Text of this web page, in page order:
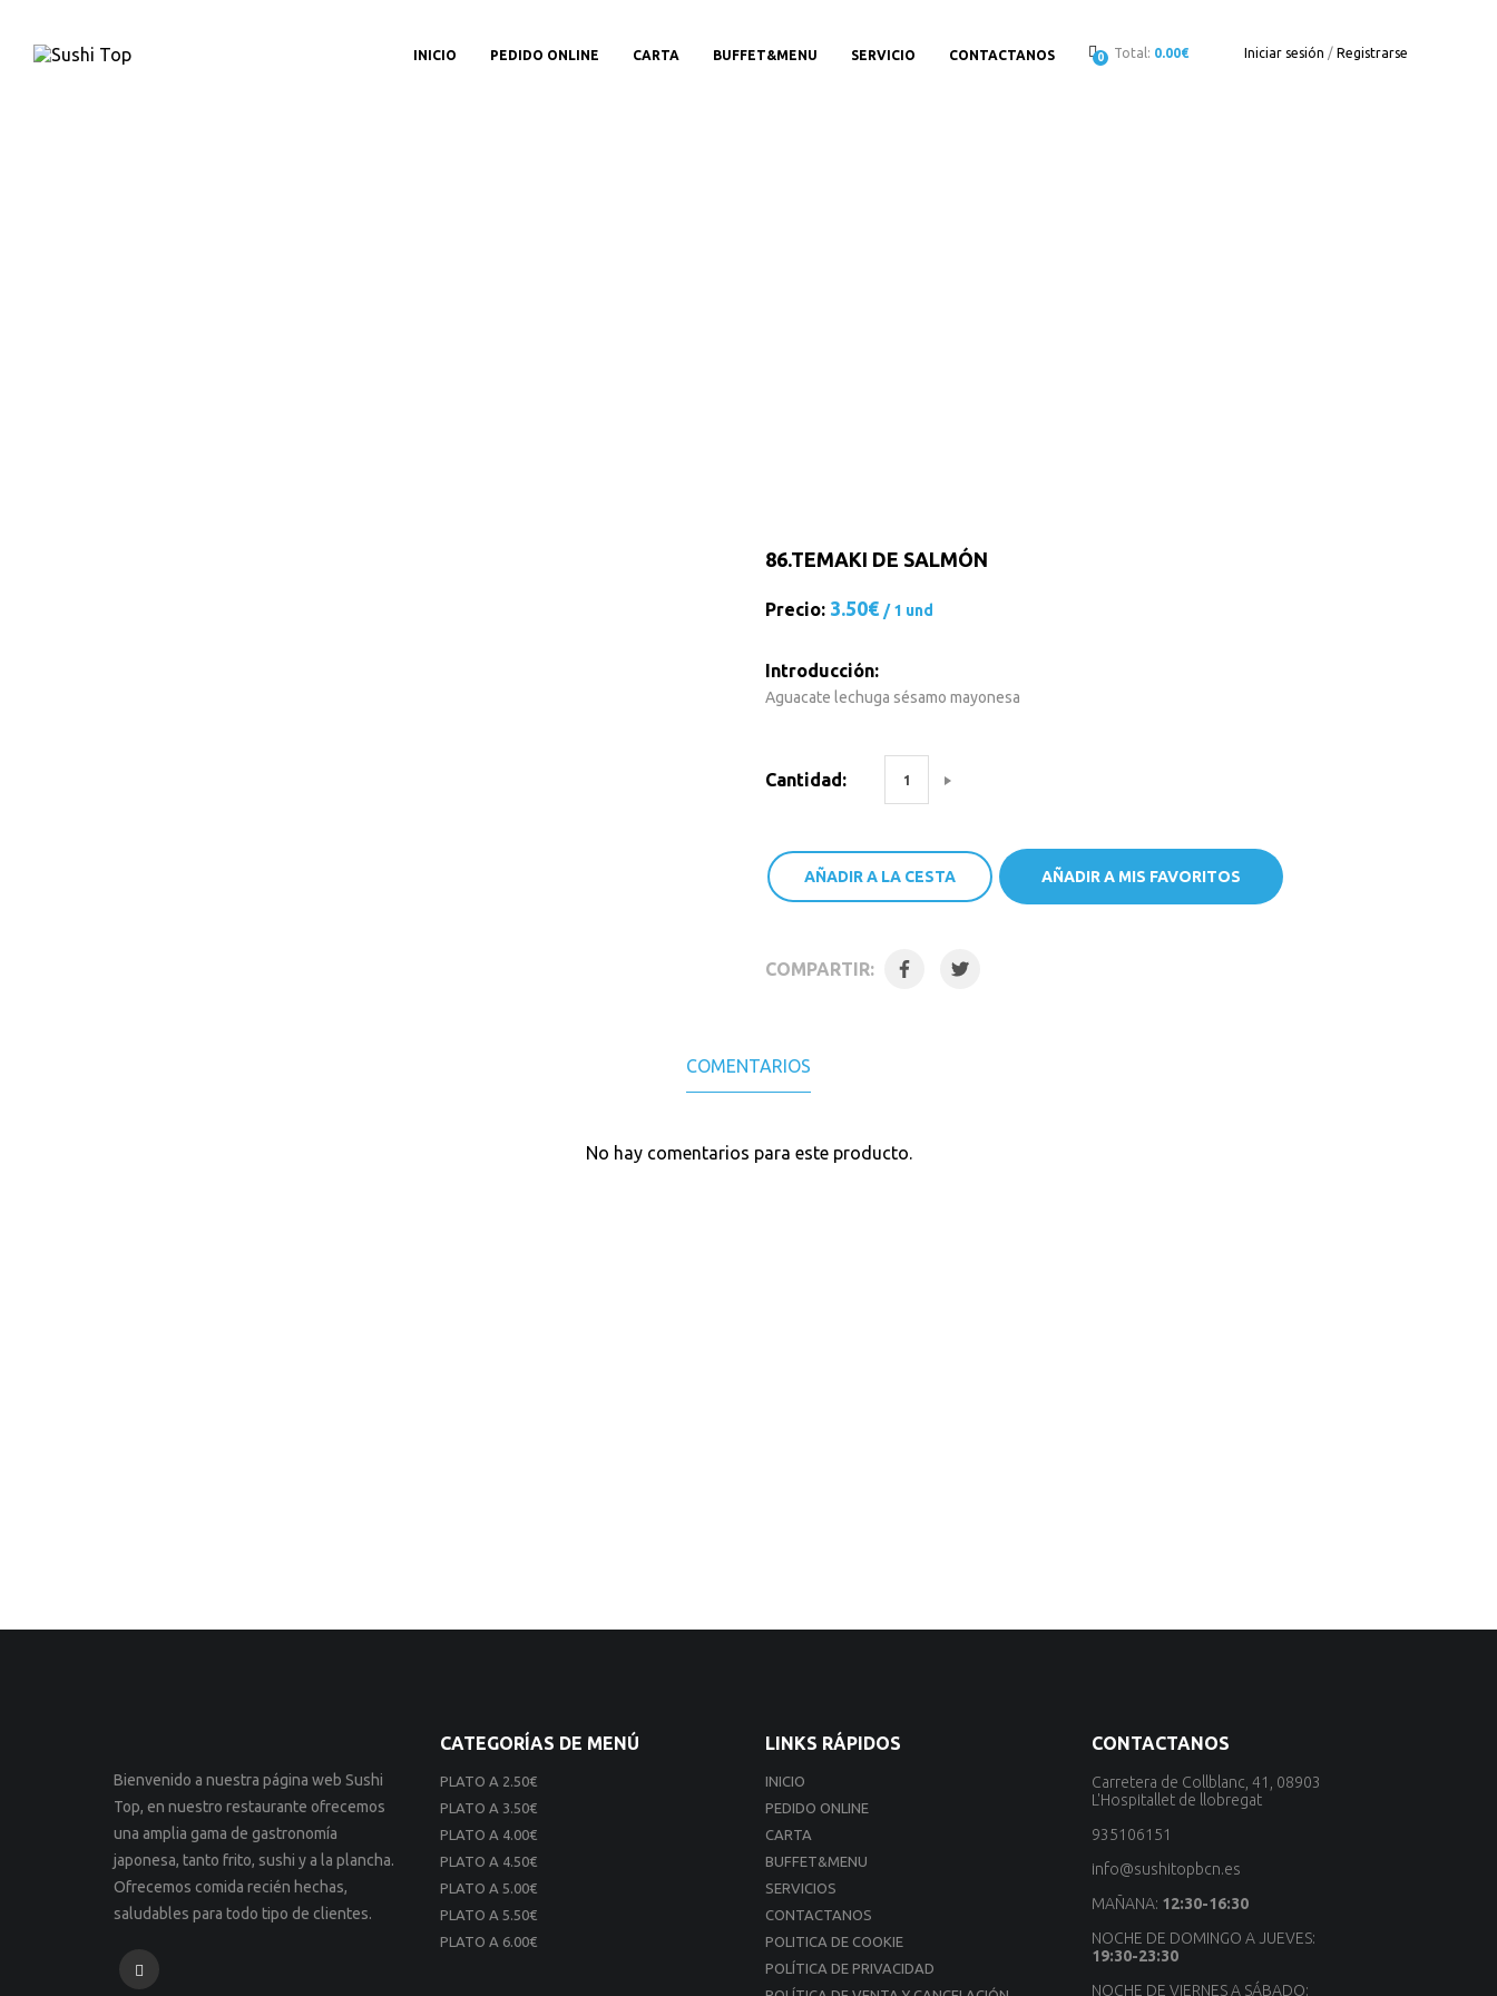
0 Total: 0.00€ Iniciar sesión / Registrarse
INICIO PEDIDO ONLINE CARTA BUFFET&MENU SERVICIO CONTACTANOS
86.TEMAKI DE SALMÓN
Precio: 3.50€ / 1 und
Introducción:
Aguacate lechuga sésamo mayonesa
Cantidad:
AÑADIR A LA CESTA AÑADIR A MIS FAVORITOS
COMPARTIR:
COMENTARIOS
No hay comentarios para este producto.
Bienvenido a nuestra página web Sushi
Top, en nuestro restaurante ofrecemos
una amplia gama de gastronomía
japonesa, tanto frito, sushi y a la plancha.
Ofrecemos comida recién hechas,
saludables para todo tipo de clientes.
CATEGORÍAS DE MENÚ
PLATO A 2.50€
PLATO A 3.50€
PLATO A 4.00€
PLATO A 4.50€
PLATO A 5.00€
PLATO A 5.50€
PLATO A 6.00€
LINKS RÁPIDOS
INICIO
PEDIDO ONLINE
CARTA
BUFFET&MENU
SERVICIOS
CONTACTANOS
POLITICA DE COOKIE
POLÍTICA DE PRIVACIDAD
CONTACTANOS
Carretera de Collblanc, 41, 08903
L'Hospitallet de llobregat
935106151
info@sushitopbcn.es
MAÑANA: 12:30-16:30
NOCHE DE DOMINGO A JUEVES:
19:30-23:30
NOCHE DE VIERNES A SÁBADO: